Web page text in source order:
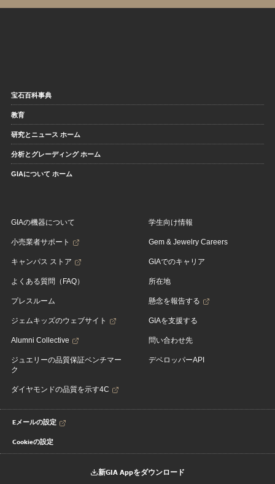
宝石百科事典
教育
研究とニュース ホーム
分析とグレーディング ホーム
GIAについて ホーム
GIAの機器について
小売業者サポート
キャンパス ストア
よくある質問（FAQ）
プレスルーム
ジェムキッズのウェブサイト
Alumni Collective
ジュエリーの品質保証ベンチマー
ク
ダイヤモンドの品質を示す4C
学生向け情報
Gem & Jewelry Careers
GIAでのキャリア
所在地
懸念を報告する
GIAを支援する
問い合わせ先
デベロッパーAPI
Eメールの設定
Cookieの設定
新GIA Appをダウンロード